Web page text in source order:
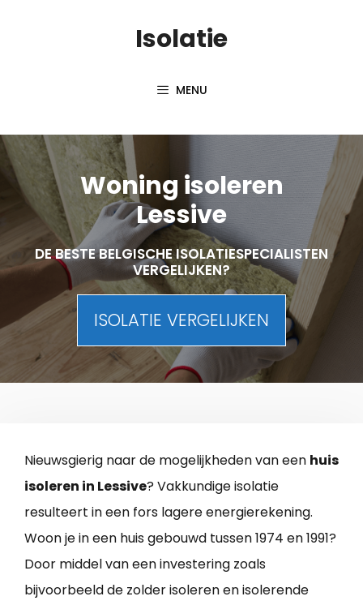
Isolatie
MENU
Woning isoleren
Lessive
DE BESTE BELGISCHE ISOLATIESPECIALISTEN
VERGELIJKEN?
ISOLATIE VERGELIJKEN
Nieuwsgierig naar de mogelijkheden van een huis
isoleren in Lessive? Vakkundige isolatie
resulteert in een fors lagere energierekening.
Woon je in een huis gebouwd tussen 1974 en 1991?
Door middel van een investering zoals
bijvoorbeeld de zolder isoleren en isolerende